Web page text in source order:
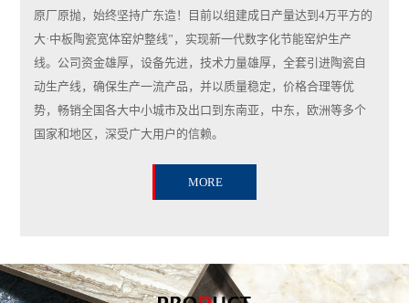
原厂原抛，始终坚持广东造！目前以组建成日产量达到4万平方的
大·中板陶瓷宽体窑炉整线”，实现新一代数字化节能窑炉生产
线。公司资金雄厚，设备先进，技术力量雄厚，全套引进陶瓷自
动生产线，确保生产一流产品，并以质量稳定，价格合理等优
势，畅销全国各大中小城市及出口到东南亚，中东，欧洲等多个
国家和地区，深受广大用户的信赖。
MORE